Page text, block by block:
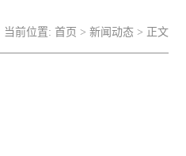
当前位置: 首页 > 新闻动态 > 正文